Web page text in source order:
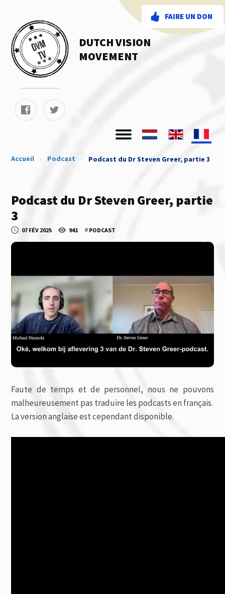
FAIRE UN DON
DUTCH VISION
MOVEMENT
Accueil » Podcast » Podcast du Dr Steven Greer, partie 3
Podcast du Dr Steven Greer, partie
3
07 FÉV 2025 941 # PODCAST
Faute de temps et de personnel, nous ne pouvons
malheureusement pas traduire les podcasts en français.
La version anglaise est cependant disponible.